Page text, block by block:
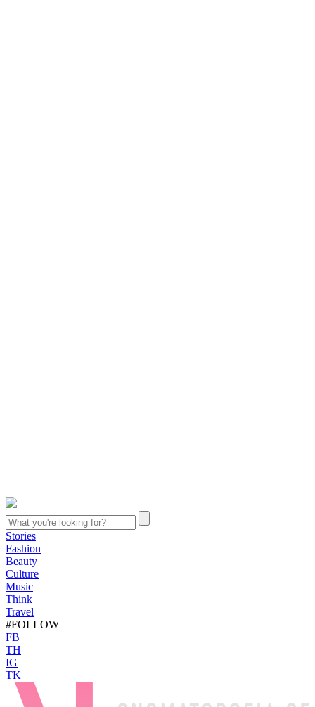
Stories
Fashion
Beauty
Culture
Music
Think
Travel
#FOLLOW
FB
TH
IG
TK